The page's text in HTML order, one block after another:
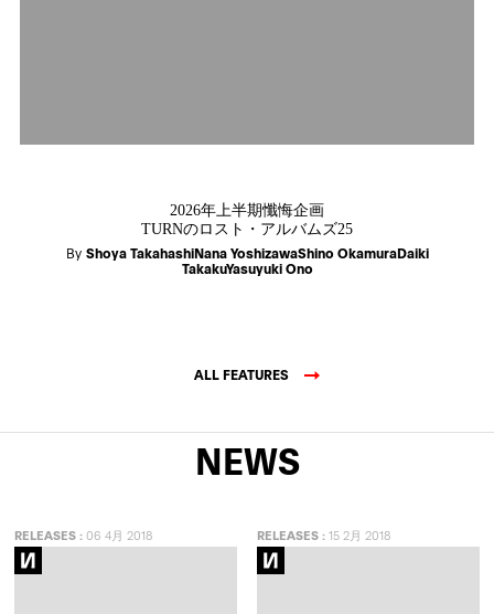
2026年上半期懺悔企画
TURNのロスト・アルバムズ25
By Shoya TakahashiNana YoshizawaShino OkamuraDaiki
TakakuYasuyuki Ono
ALL FEATURES
NEWS
RELEASES : 06 4月 2018 RELEASES:15 2月 2018